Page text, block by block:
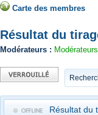
Carte des membres
Résultat du
Modérateurs : Modérateurs
Sujet verrouillé
Résultat du